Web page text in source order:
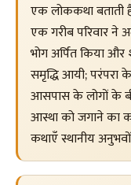
एक लोककथा बताती
एक गरीब परिवार ने
भोग अर्पित किया
समृद्धि आयी; परंपरा
आसपास के लोगों के
आस्था को जगाने का
कथाएँ स्थानीय